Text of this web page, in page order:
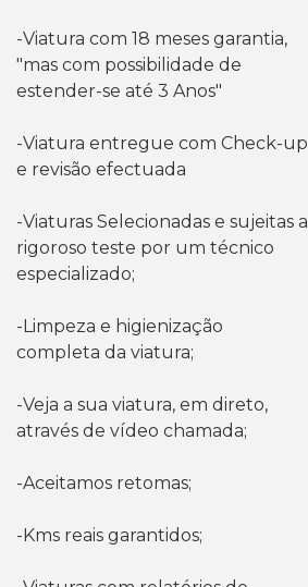
-Viatura com 18 meses garantia,
"mas com possibilidade de
estender-se até 3 Anos"
-Viatura entregue com Check-up
e revisão efectuada
-Viaturas Selecionadas e sujeitas a
rigoroso teste por um técnico
especializado;
-Limpeza e higienização
completa da viatura;
-Veja a sua viatura, em direto,
através de vídeo chamada;
-Aceitamos retomas;
-Kms reais garantidos;